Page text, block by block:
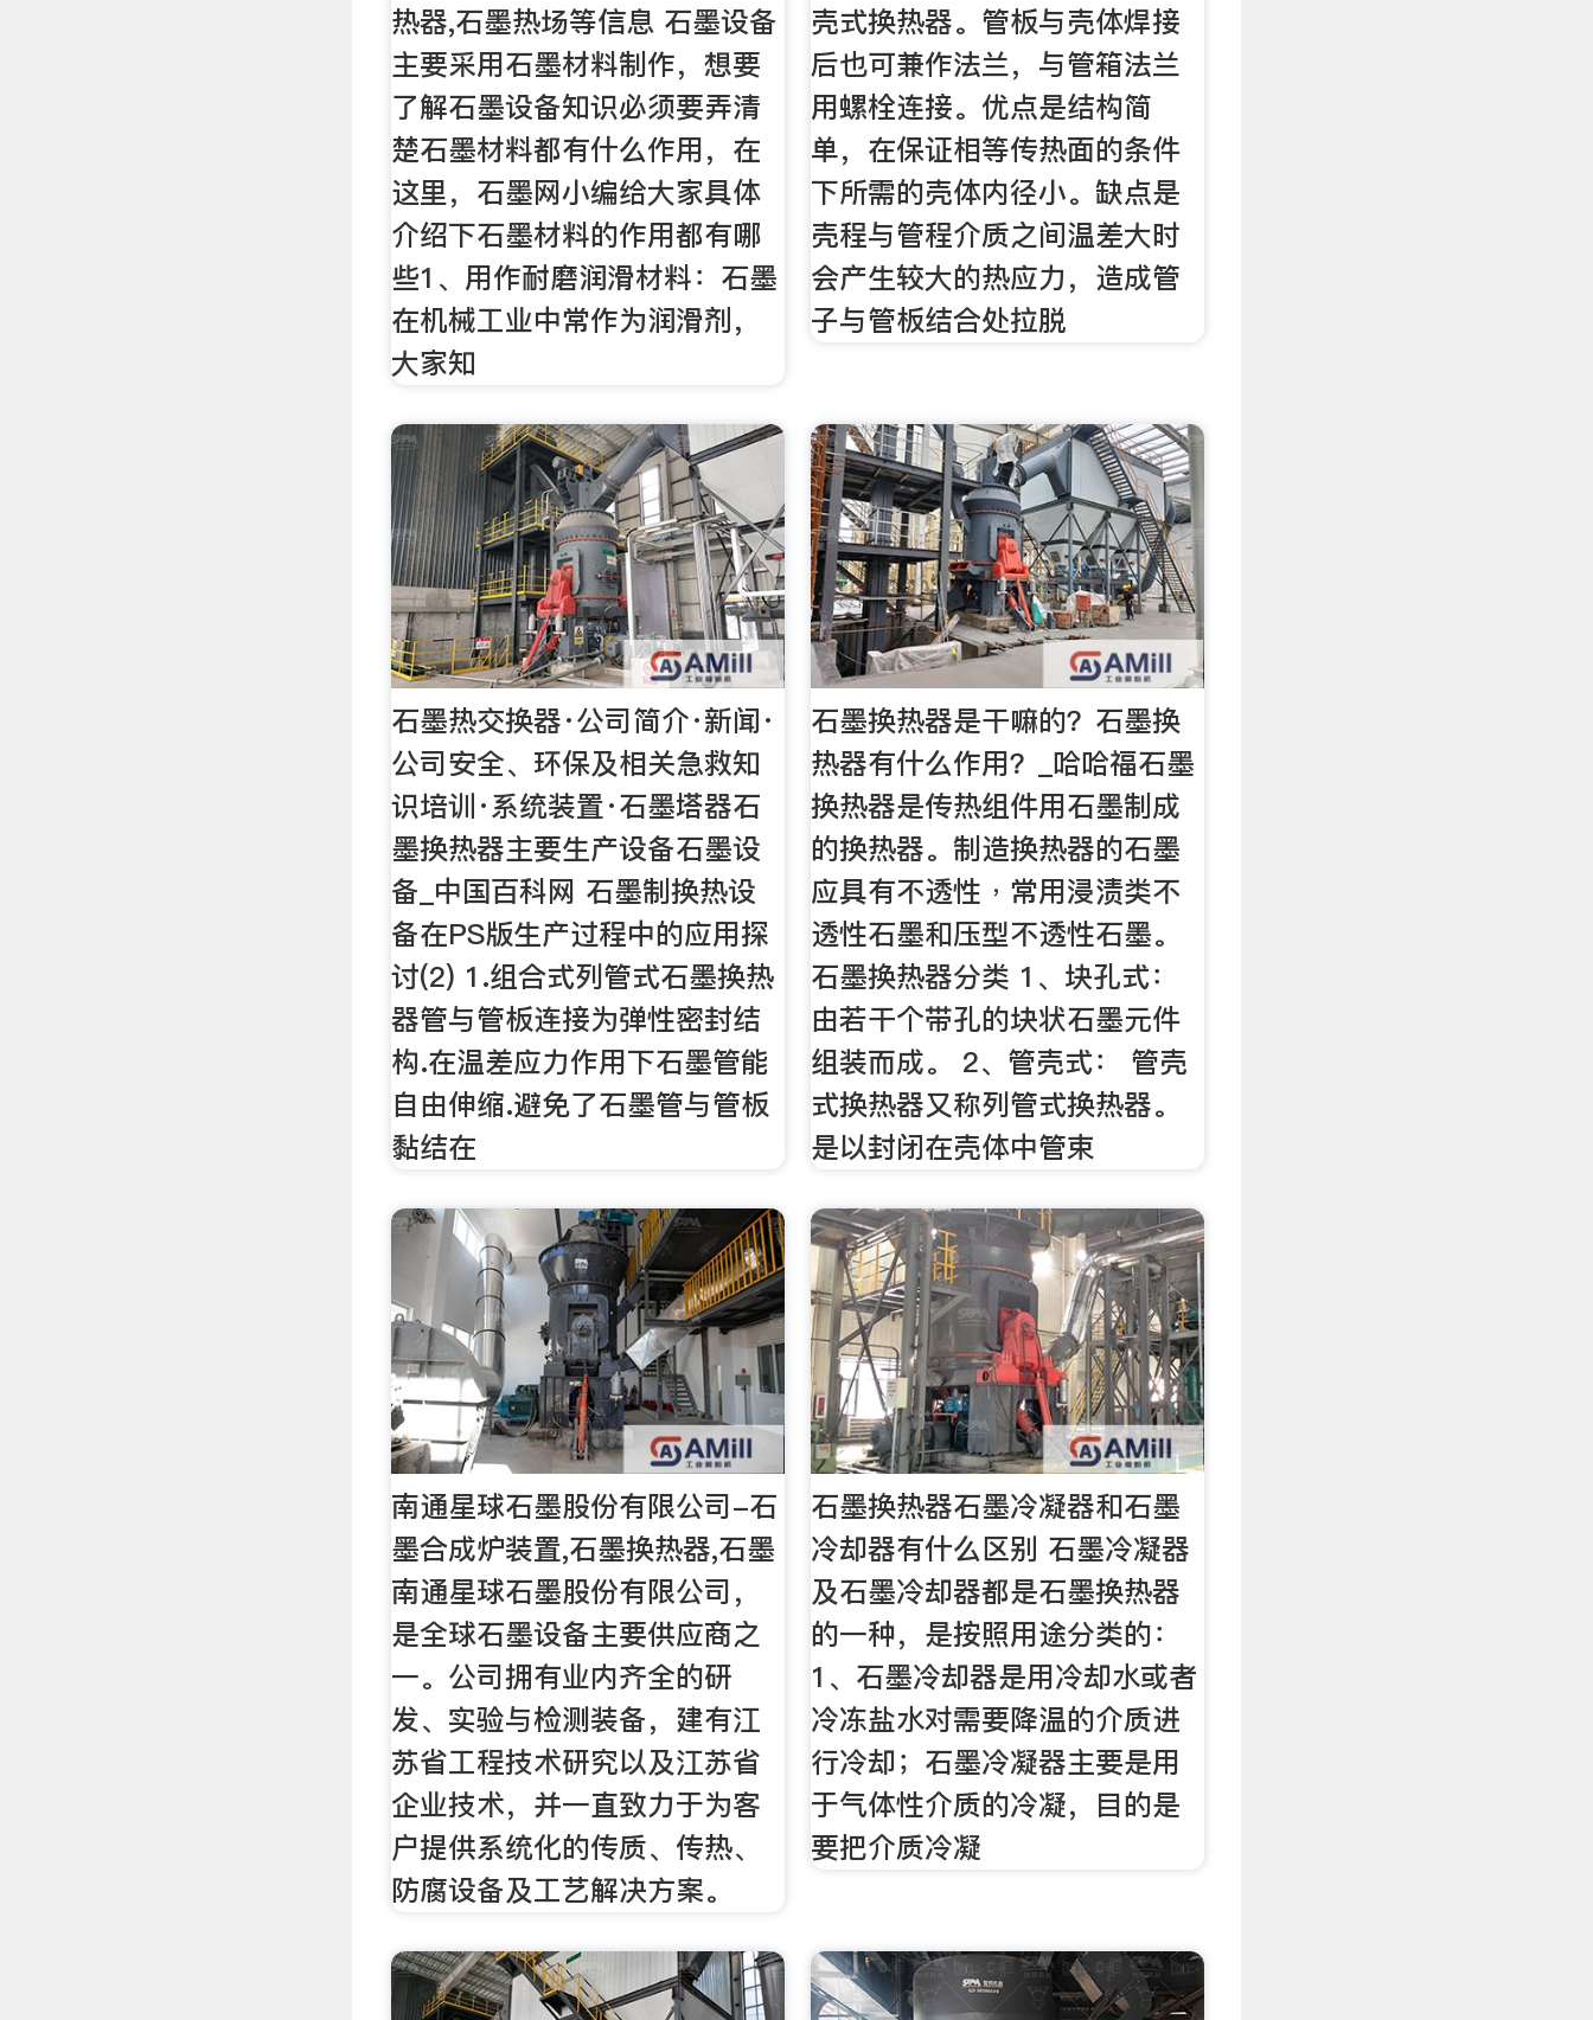
热器,石墨热场等信息 石墨设备
主要采用石墨材料制作，想要
了解石墨设备知识必须要弄清
楚石墨材料都有什么作用，在
这里，石墨网小编给大家具体
介绍下石墨材料的作用都有哪
些1、用作耐磨润滑材料：石墨
在机械工业中常作为润滑剂，
大家知
壳式换热器。管板与壳体焊接
后也可兼作法兰，与管箱法兰
用螺栓连接。优点是结构简
单，在保证相等传热面的条件
下所需的壳体内径小。缺点是
壳程与管程介质之间温差大时
会产生较大的热应力，造成管
子与管板结合处拉脱
石墨热交换器·公司简介·新闻·
公司安全、环保及相关急救知
识培训·系统装置·石墨塔器石
墨换热器主要生产设备石墨设
备_中国百科网 石墨制换热设
备在PS版生产过程中的应用探
讨(2) 1.组合式列管式石墨换热
器管与管板连接为弹性密封结
构.在温差应力作用下石墨管能
自由伸缩.避免了石墨管与管板
黏结在
石墨换热器是干嘛的？石墨换
热器有什么作用？_哈哈福石墨
换热器是传热组件用石墨制成
的换热器。制造换热器的石墨
应具有不透性﹐常用浸渍类不
透性石墨和压型不透性石墨。
石墨换热器分类 1、块孔式：
由若干个带孔的块状石墨元件
组装而成。 2、管壳式： 管壳
式换热器又称列管式换热器。
是以封闭在壳体中管束
南通星球石墨股份有限公司-石
墨合成炉装置,石墨换热器,石墨
南通星球石墨股份有限公司，
是全球石墨设备主要供应商之
一。公司拥有业内齐全的研
发、实验与检测装备，建有江
苏省工程技术研究以及江苏省
企业技术，并一直致力于为客
户提供系统化的传质、传热、
防腐设备及工艺解决方案。
石墨换热器石墨冷凝器和石墨
冷却器有什么区别 石墨冷凝器
及石墨冷却器都是石墨换热器
的一种，是按照用途分类的：
1、石墨冷却器是用冷却水或者
冷冻盐水对需要降温的介质进
行冷却；石墨冷凝器主要是用
于气体性介质的冷凝，目的是
要把介质冷凝